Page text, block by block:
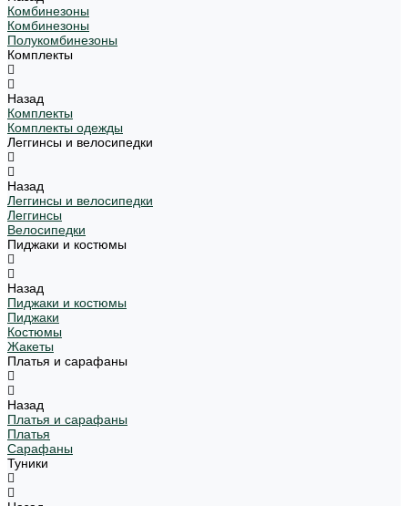
Комбинезоны
Комбинезоны
Полукомбинезоны
Комплекты
Назад
Комплекты
Комплекты одежды
Леггинсы и велосипедки
Назад
Леггинсы и велосипедки
Леггинсы
Велосипедки
Пиджаки и костюмы
Назад
Пиджаки и костюмы
Пиджаки
Костюмы
Жакеты
Платья и сарафаны
Назад
Платья и сарафаны
Платья
Сарафаны
Туники